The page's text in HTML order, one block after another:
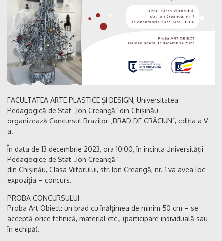
FACULTATEA ARTE PLASTICE ȘI DESIGN, Universitatea
Pedagogică de Stat „Ion Creangă” din Chișinău
organizează Concursul Brazilor „BRAD DE CRĂCIUN”, ediția a V-
a.
În data de 13 decembrie 2023, ora 10:00, în incinta Universității
Pedagogice de Stat „Ion Creangă”
din Chișinău, Clasa Viitorului, str. Ion Creangă, nr. 1 va avea loc
expoziția – concurs.
PROBA CONCURSULUI
Proba Art Obiect: un brad cu înălțimea de minim 50 cm – se
acceptă orice tehnică, material etc., (participare individuală sau
în echipă).